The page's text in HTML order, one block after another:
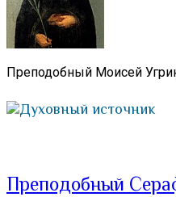
Преподобный Моисей
Духовный источник
Преподобный